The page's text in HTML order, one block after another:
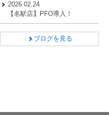
2026.02.24
【名駅店】PFO導入！
ブログを見る